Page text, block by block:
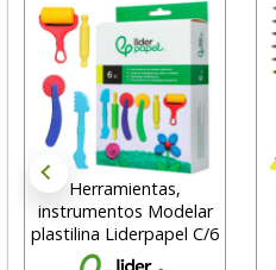
Herramientas,
instrumentos Modelar
plastilina Liderpapel C/6